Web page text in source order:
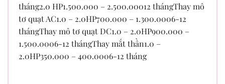
tháng2.0 HP1.500.000 – 2.500.00012 thángThay mô
tơ quạt AC1.0 – 2.0HP700.000 – 1.300.0006-12
thángThay mô tơ quạt DC1.0 – 2.0HP900.000 –
1.500.0006-12 thángThay mắt thần1.0 –
2.0HP350.000 – 400.0006-12 tháng